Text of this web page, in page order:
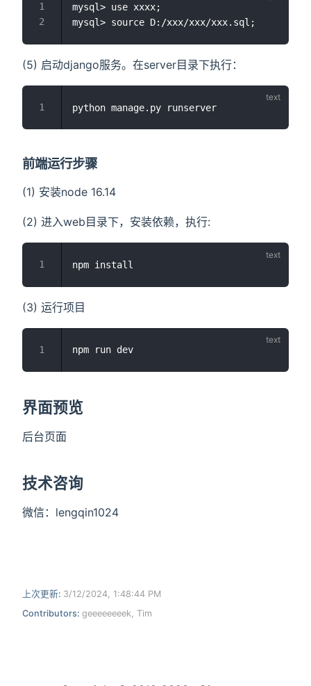
mysql> use xxxx;
(5) 启动django服务。在server目录下执行：
前端运行步骤
(1) 安装node 16.14
(2) 进入web目录下，安装依赖，执行:
(3) 运行项目
界面预览
后台页面
技术咨询
微信：lengqin1024
上次更新: 3/12/2024, 1:48:44 PM
Contributors: geeeeeeeek, Tim